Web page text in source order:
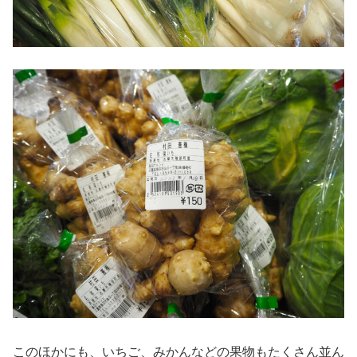
このほかにも、いちご、みかんなどの果物もたくさん並ん